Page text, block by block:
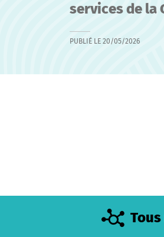
services de la
PUBLIÉ LE 20/05/2026